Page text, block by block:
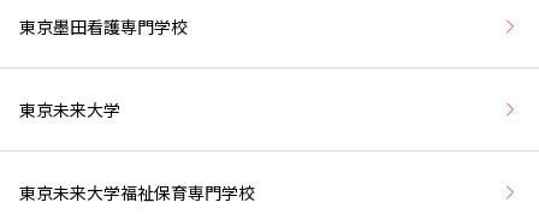
東京墨田看護専門学校
東京未来大学
東京未来大学福祉保育専門学校